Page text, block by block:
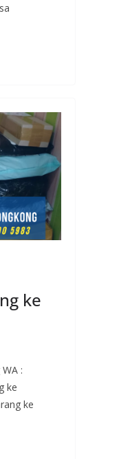
ke
:
ke
ke